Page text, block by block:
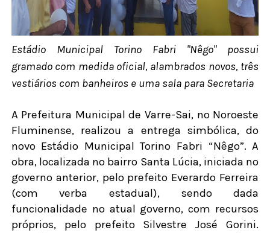
Estádio Municipal Torino Fabri "Nêgo" possui
gramado com medida oficial, alambrados novos, três
vestiários com banheiros e uma sala para Secretaria
A Prefeitura Municipal de Varre-Sai, no Noroeste
Fluminense, realizou a entrega simbólica, do
novo Estádio Municipal Torino Fabri “Nêgo”. A
obra, localizada no bairro Santa Lúcia, iniciada no
governo anterior, pelo prefeito Everardo Ferreira
(com verba estadual), sendo dada
funcionalidade no atual governo, com recursos
próprios, pelo prefeito Silvestre José Gorini.